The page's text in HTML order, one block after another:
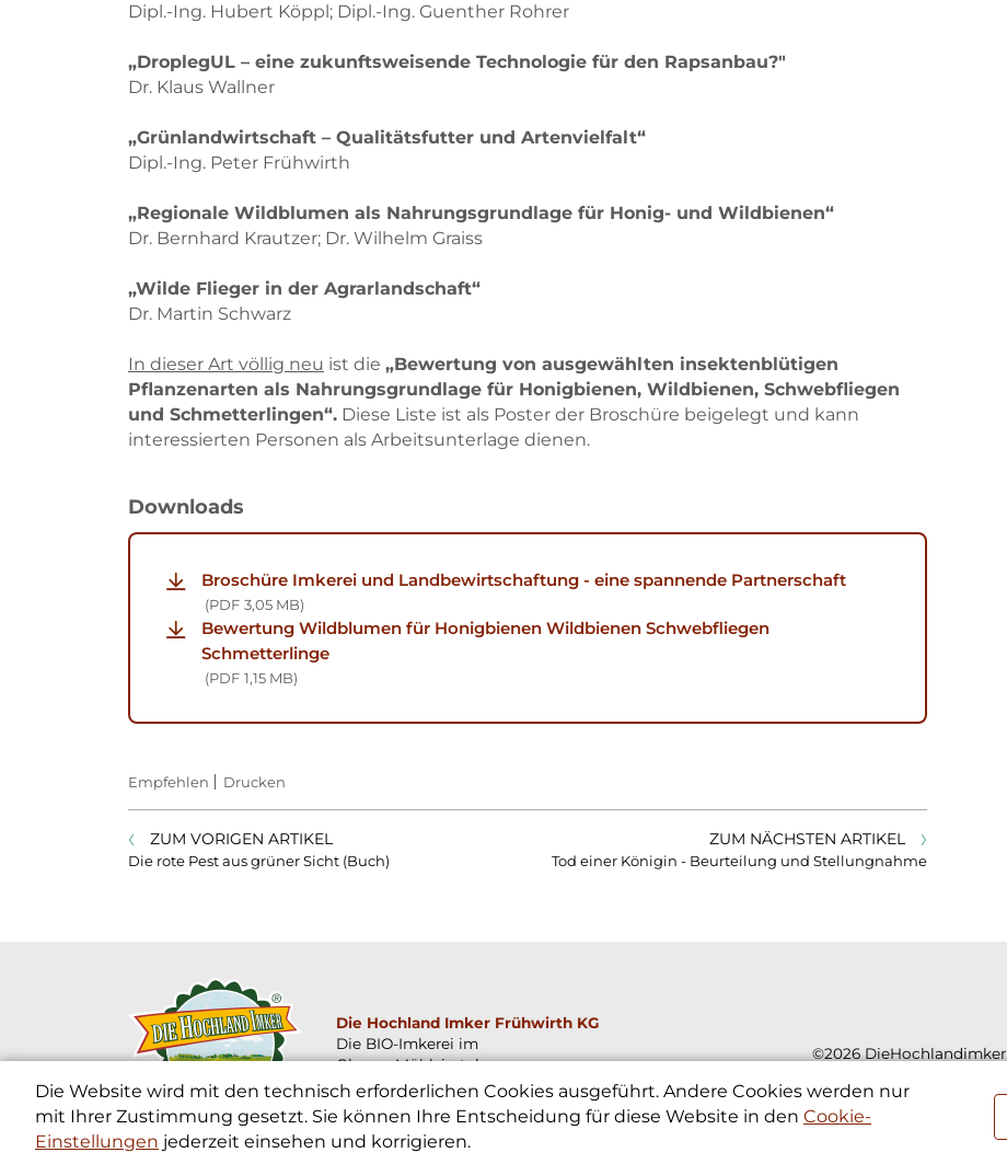
Dipl.-Ing. Hubert Köppl; Dipl.-Ing. Guenther Rohrer
„DroplegUL – eine zukunftsweisende Technologie für den Rapsanbau?"
Dr. Klaus Wallner
„Grünlandwirtschaft – Qualitätsfutter und Artenvielfalt“
Dipl.-Ing. Peter Frühwirth
„Regionale Wildblumen als Nahrungsgrundlage für Honig- und Wildbienen“
Dr. Bernhard Krautzer; Dr. Wilhelm Graiss
„Wilde Flieger in der Agrarlandschaft“
Dr. Martin Schwarz
In dieser Art völlig neu ist die „Bewertung von ausgewählten insektenblütigen
Pflanzenarten als Nahrungsgrundlage für Honigbienen, Wildbienen, Schwebfliegen
und Schmetterlingen“. Diese Liste ist als Poster der Broschüre beigelegt und kann
interessierten Personen als Arbeitsunterlage dienen.
Downloads
Broschüre Imkerei und Landbewirtschaftung - eine spannende Partnerschaft
PDF 3,05 MB
Bewertung Wildblumen für Honigbienen Wildbienen Schwebfliegen
Schmetterlinge
PDF 1,15 MB
Drucken
Empfehlen
ZUM VORIGEN ARTIKEL
Die rote Pest aus grüner Sicht (Buch)
ZUM NÄCHSTEN ARTIKEL
Tod einer Königin - Beurteilung und Stellungnahme
Die Hochland Imker Frühwirth KG
Die BIO-Imkerei im
Oberen Mühlviertel
©2026 DieHochlandimker
Die Website wird mit den technisch erforderlichen Cookies ausgeführt. Andere Cookies werden nur
mit Ihrer Zustimmung gesetzt. Sie können Ihre Entscheidung für diese Website in den Cookie-
Einstellungen jederzeit einsehen und korrigieren.